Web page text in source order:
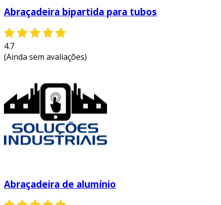
Abraçadeira bipartida para tubos
4.7
(Ainda sem avaliações)
Abraçadeira de alumínio